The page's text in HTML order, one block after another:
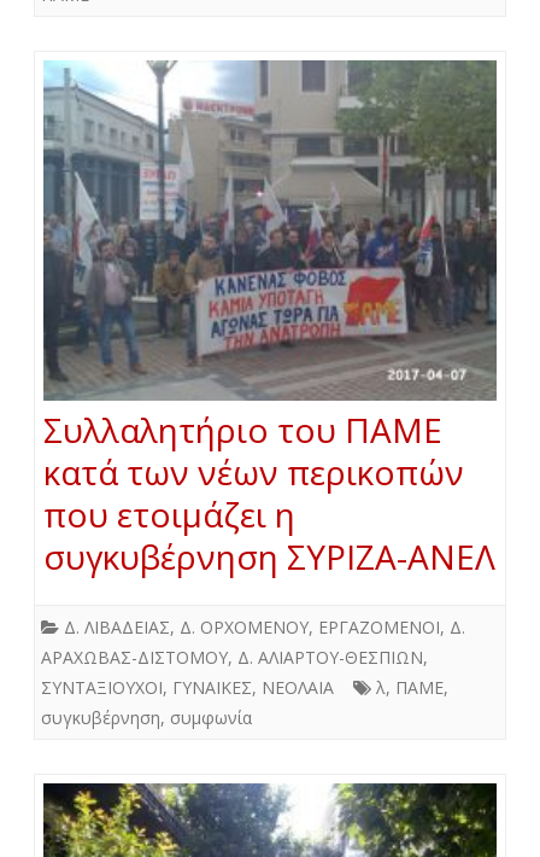
Συλλαλητήριο του ΠΑΜΕ
κατά των νέων περικοπών
που ετοιμάζει η
συγκυβέρνηση ΣΥΡΙΖΑ-ΑΝΕΛ
Δ. ΛΙΒΑΔΕΙΑΣ, Δ. ΟΡΧΟΜΕΝΟΥ, ΕΡΓΑΖΟΜΕΝΟΙ, Δ.
ΑΡΑΧΩΒΑΣ-ΔΙΣΤΟΜΟΥ, Δ. ΑΛΙΑΡΤΟΥ-ΘΕΣΠΙΩΝ,
ΣΥΝΤΑΞΙΟΥΧΟΙ, ΓΥΝΑΙΚΕΣ, ΝΕΟΛΑΙΑ λ, ΠΑΜΕ,
συγκυβέρνηση, συμφωνία